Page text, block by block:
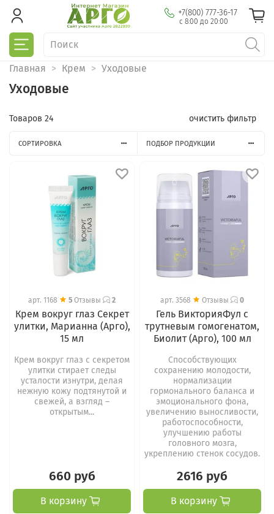
+7(800) 777-36-17
с 8:00 до 20:00
Главная Крем Уходовые
Уходовые
Товаров 24 очистить фильтр
СОРТИРОВКА ПОДБОР ПРОДУКЦИИ
арт. 1168 5 Отзывы 2
Крем вокруг глаз Секрет
улитки, Марианна (Арго),
15 мл
Крем вокруг глаз с секретом
улитки стирает следы
усталости изнутри, делая
нежную кожу подтянутой и
свежей, а взгляд –
открытым...
660 руб
В корзину
арт. 3568 Отзывы 0
Гель ВикторияФул с
трутневым гомогенатом,
Биолит (Арго), 100 мл
Способствующих
сохранению молодости,
нормализации
гормонального баланса и
эмоционального фона,
увеличению выносливости,
работоспособности,
улучшению работы
головного мозга,
укреплению стенок сосудов.
2616 руб
В корзину